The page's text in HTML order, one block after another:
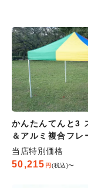
かんたんてんと3
＆アルミ複合フレ
当店特別価格
50,215 税込 〜